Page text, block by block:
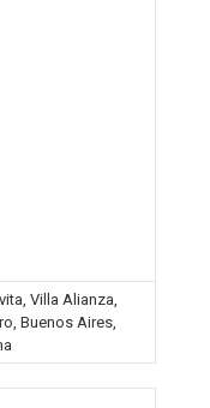
Villa Alianza,
Buenos Aires,